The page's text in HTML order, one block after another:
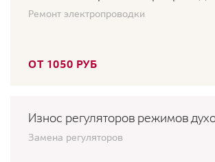
Ремонт электропроводки
ОТ 1050 РУБ
Износ регуляторов режимов
Замена регуляторов